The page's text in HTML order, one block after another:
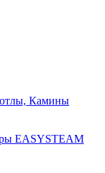
Камины
EASYSTEAM